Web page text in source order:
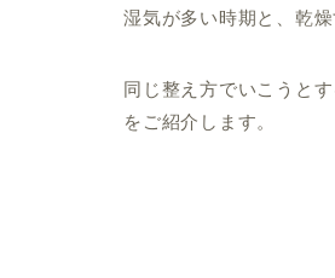
湿気が多い時期と、乾燥
同じ整え方でいこうと
をご紹介します。